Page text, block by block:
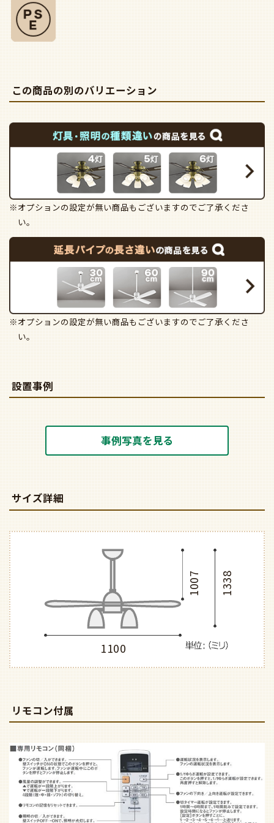
この商品の別のバリエーション
※オプションの設定が無い商品もございますのでご了承くださ
い。
※オプションの設定が無い商品もございますのでご了承くださ
い。
設置事例
事例写真を見る
サイズ詳細
1100
1338
1007
リモコン付属